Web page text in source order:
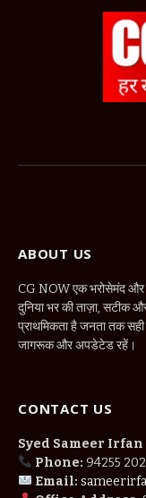
ABOUT US
CG NOW एक भरोसेमंद और
दुनिया भर की ताज़ा, सटीक
प्राथमिकता है जनता तक सही
जागरूक और अपडेटेड रहें।
CONTACT US
Syed Sameer Irfan
Phone: 94255
Email: